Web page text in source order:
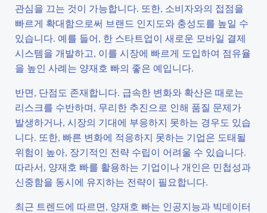
관심을 끄는 것이 가능합니다. 또한, 소비자와의 접점을
빠르게 확대함으로써 브랜드 인지도와 충성도를 높일 수
있습니다. 예를 들어, 한 스타트업이 새로운 모바일 결제
시스템을 개발하고, 이를 시장에 빠르게 도입하여 점유율
을 높인 사례는 양재호 빠의 좋은 예입니다.
반면, 단점도 존재합니다. 급속한 변화와 확산은 때로는
리스크를 수반하며, 무리한 추진으로 인해 품질 문제가
발생하거나, 시장의 기대에 부응하지 못하는 경우도 있습
니다. 또한, 빠른 변화에 적응하지 못하는 기업은 도태될
위험이 높아, 장기적인 전략 수립이 어려울 수 있습니다.
따라서, 양재호 빠를 활용하는 기업이나 개인은 민첩성과
신중함을 동시에 유지하는 전략이 필요합니다.
최근 트렌드에 따르면, 양재호 빠는 인공지능과 빅데이터